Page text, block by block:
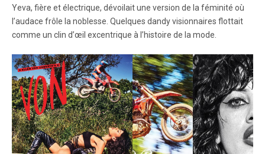
Yeva, fière et électrique, dévoilait une version de la féminité où
l’audace frôle la noblesse. Quelques dandy visionnaires flottait
comme un clin d’œil excentrique à l’histoire de la mode.